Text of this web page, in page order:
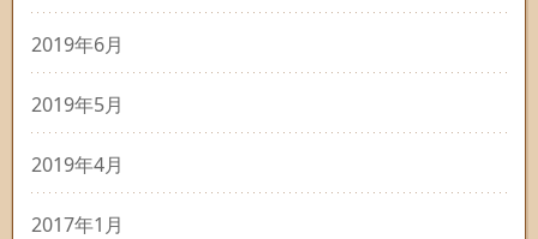
2019年6月
2019年5月
2019年4月
2017年1月